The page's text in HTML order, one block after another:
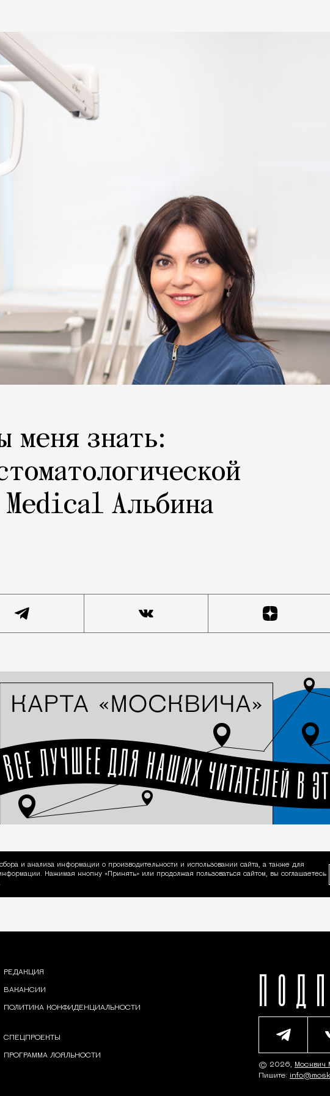
меня знать:
Альбина
Cookie
и анализа информации о производительности и использовании сайта, а также для
Нажимая кнопку «Принять» или продолжая пользоваться сайтом, вы соглашаетесь
РЕДАКЦИЯ
ВАКАНСИИ
ПОЛИТИКА КОНФИДЕНЦИАЛЬНОСТИ
СПЕЦПРОЕКТЫ
ПРОГРАММА ЛОЯЛЬНОСТИ
© 2026, Москвич
Пишите: